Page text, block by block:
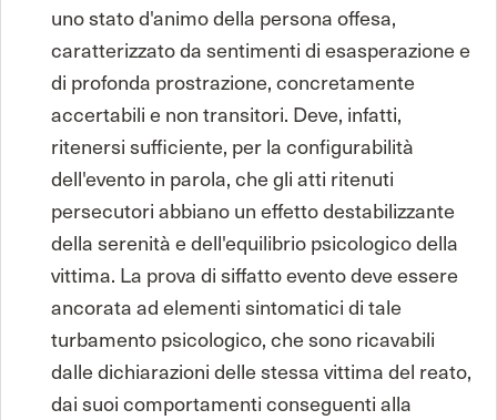
uno stato d'animo della persona offesa,
caratterizzato da sentimenti di esasperazione e
di profonda prostrazione, concretamente
accertabili e non transitori. Deve, infatti,
ritenersi sufficiente, per la configurabilità
dell'evento in parola, che gli atti ritenuti
persecutori abbiano un effetto destabilizzante
della serenità e dell'equilibrio psicologico della
vittima. La prova di siffatto evento deve essere
ancorata ad elementi sintomatici di tale
turbamento psicologico, che sono ricavabili
dalle dichiarazioni delle stessa vittima del reato,
dai suoi comportamenti conseguenti alla